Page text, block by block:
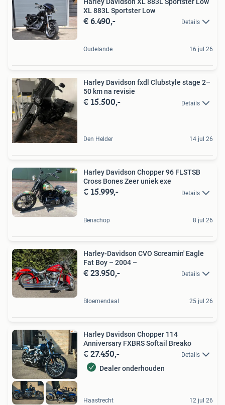
XL 883L Sportster Low
€ 6.490,- Details
Oudelande 16 jul 26
Harley Davidson fxdl Clubstyle stage 2–
50 km na revisie
€ 15.500,- Details
Den Helder 14 jul 26
Harley Davidson Chopper 96 FLSTSB
Cross Bones Zeer uniek exe
€ 15.999,- Details
Benschop 8 jul 26
Harley-Davidson CVO Screamin' Eagle
Fat Boy – 2004 –
€ 23.950,- Details
Bloemendaal 25 jul 26
Harley Davidson Chopper 114
Anniversary FXBRS Softail Breako
€ 27.450,- Details
Dealer onderhouden
Haastrecht 12 jul 26